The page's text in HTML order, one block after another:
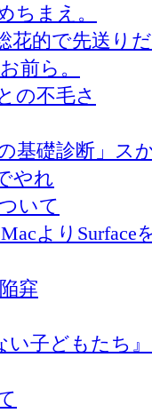
ちまえ。
花的で先送り
前ら。
の不毛さ
基礎診断」ス
やれ
いて
よりSurface
穽
い子どもたち